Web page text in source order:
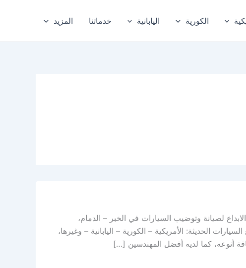
الكورية اليابانية خدماتنا المزيد
لصيانة وتوضيب السيارات في الخبر – الدمام،
الحديثة: الأمريكية – الكورية – اليابانية – وغيرها،
أنوعه، كما لديه أفضل المهندسين […]